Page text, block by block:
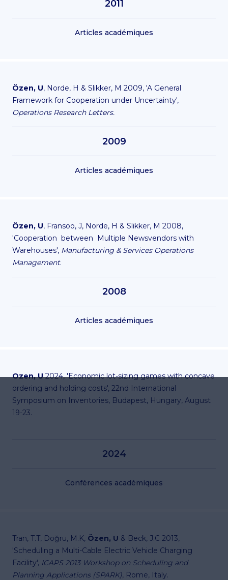
2011
Articles académiques
Özen, U, Norde, H & Slikker, M 2009, 'A General
Framework for Cooperation under Uncertainty',
Operations Research Letters.
2009
Articles académiques
Özen, U, Fransoo, J, Norde, H & Slikker, M 2008,
'Cooperation between Multiple Newsvendors with
Warehouses', Manufacturing & Services Operations
Management.
2008
Articles académiques
Ozen, U2024, 'Economic lot-sizing games with concave
ordering and holding costs', 22nd International
Symposium on Inventories, Budapest, Hungary, August
19-23.
2024
Conférences académiques
Tran, T.T, Doğru, M.K, Özen, U & Beck, J.C 2013,
'Scheduling a Multi-Cable Electric Vehicle Charging
Facility', ICAPS 2013 Workshop on Scheduling and
Planning Applications (SPARK), Rome, Italy.